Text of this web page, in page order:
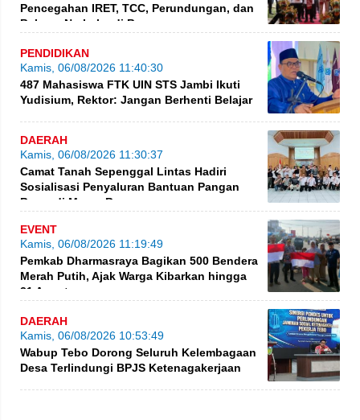
Pencegahan IRET, TCC, Perundungan, dan
Bahaya Narkoba di Bungo
PENDIDIKAN
Kamis, 06/08/2026 11:40:30
487 Mahasiswa FTK UIN STS Jambi Ikuti
Yudisium, Rektor: Jangan Berhenti Belajar
DAERAH
Kamis, 06/08/2026 11:30:37
Camat Tanah Sepenggal Lintas Hadiri
Sosialisasi Penyaluran Bantuan Pangan
Beras di Muara Bungo
EVENT
Kamis, 06/08/2026 11:19:49
Pemkab Dharmasraya Bagikan 500 Bendera
Merah Putih, Ajak Warga Kibarkan hingga
31 Agustus
DAERAH
Kamis, 06/08/2026 10:53:49
Wabup Tebo Dorong Seluruh Kelembagaan
Desa Terlindungi BPJS Ketenagakerjaan